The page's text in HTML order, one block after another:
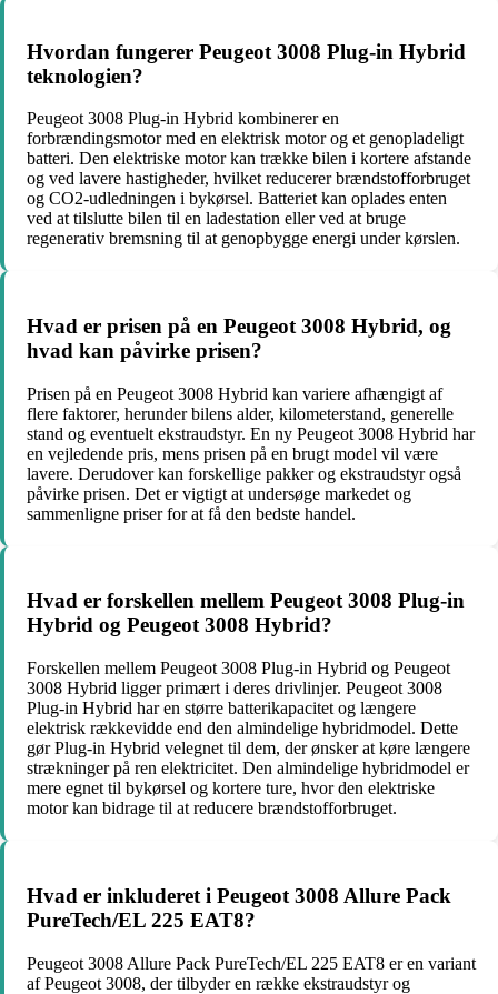
Hvordan fungerer Peugeot 3008 Plug-in Hybrid
teknologien?
Peugeot 3008 Plug-in Hybrid kombinerer en
forbrændingsmotor med en elektrisk motor og et genopladeligt
batteri. Den elektriske motor kan trække bilen i kortere afstande
og ved lavere hastigheder, hvilket reducerer brændstofforbruget
og CO2-udledningen i bykørsel. Batteriet kan oplades enten
ved at tilslutte bilen til en ladestation eller ved at bruge
regenerativ bremsning til at genopbygge energi under kørslen.
Hvad er prisen på en Peugeot 3008 Hybrid, og
hvad kan påvirke prisen?
Prisen på en Peugeot 3008 Hybrid kan variere afhængigt af
flere faktorer, herunder bilens alder, kilometerstand, generelle
stand og eventuelt ekstraudstyr. En ny Peugeot 3008 Hybrid har
en vejledende pris, mens prisen på en brugt model vil være
lavere. Derudover kan forskellige pakker og ekstraudstyr også
påvirke prisen. Det er vigtigt at undersøge markedet og
sammenligne priser for at få den bedste handel.
Hvad er forskellen mellem Peugeot 3008 Plug-in
Hybrid og Peugeot 3008 Hybrid?
Forskellen mellem Peugeot 3008 Plug-in Hybrid og Peugeot
3008 Hybrid ligger primært i deres drivlinjer. Peugeot 3008
Plug-in Hybrid har en større batterikapacitet og længere
elektrisk rækkevidde end den almindelige hybridmodel. Dette
gør Plug-in Hybrid velegnet til dem, der ønsker at køre længere
strækninger på ren elektricitet. Den almindelige hybridmodel er
mere egnet til bykørsel og kortere ture, hvor den elektriske
motor kan bidrage til at reducere brændstofforbruget.
Hvad er inkluderet i Peugeot 3008 Allure Pack
PureTech/EL 225 EAT8?
Peugeot 3008 Allure Pack PureTech/EL 225 EAT8 er en variant
af Peugeot 3008, der tilbyder en række ekstraudstyr og